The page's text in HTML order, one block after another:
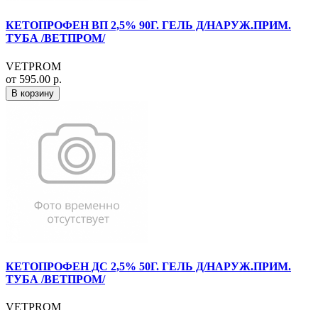
КЕТОПРОФЕН ВП 2,5% 90Г. ГЕЛЬ Д/НАРУЖ.ПРИМ.
ТУБА /ВЕТПРОМ/
VETPROM
от 595.00 р.
В корзину
КЕТОПРОФЕН ДС 2,5% 50Г. ГЕЛЬ Д/НАРУЖ.ПРИМ.
ТУБА /ВЕТПРОМ/
VETPROM